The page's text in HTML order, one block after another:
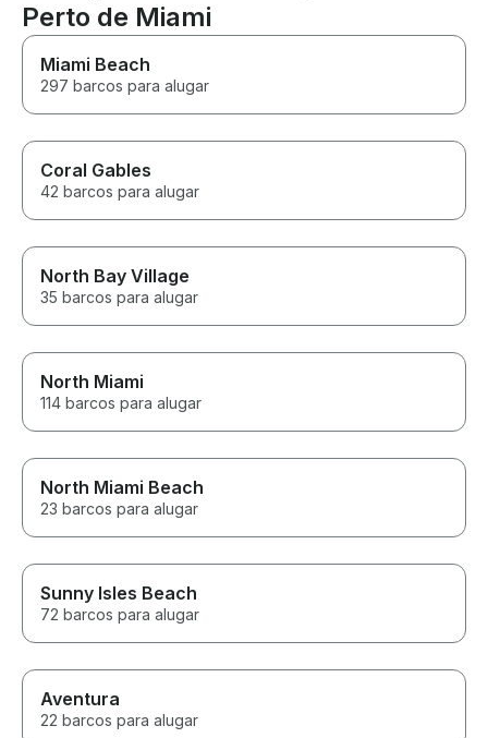
Perto de Miami
Miami Beach
297 barcos para alugar
Coral Gables
42 barcos para alugar
North Bay Village
35 barcos para alugar
North Miami
114 barcos para alugar
North Miami Beach
23 barcos para alugar
Sunny Isles Beach
72 barcos para alugar
Aventura
22 barcos para alugar